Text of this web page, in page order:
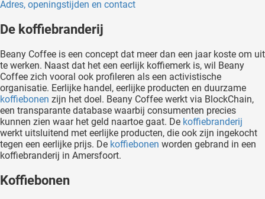
Adres, openingstijden en contact
De koffiebranderij
Beany Coffee is een concept dat meer dan een jaar koste om uit
te werken. Naast dat het een eerlijk koffiemerk is, wil Beany
Coffee zich vooral ook profileren als een activistische
organisatie. Eerlijke handel, eerlijke producten en duurzame
koffiebonen zijn het doel. Beany Coffee werkt via BlockChain,
een transparante database waarbij consumenten precies
kunnen zien waar het geld naartoe gaat. De koffiebranderij
werkt uitsluitend met eerlijke producten, die ook zijn ingekocht
tegen een eerlijke prijs. De koffiebonen worden gebrand in een
koffiebranderij in Amersfoort.
Koffiebonen